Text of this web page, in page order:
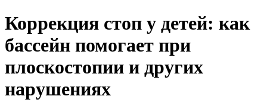
Коррекция стоп у детей: как
бассейн помогает при
плоскостопии и других
нарушениях